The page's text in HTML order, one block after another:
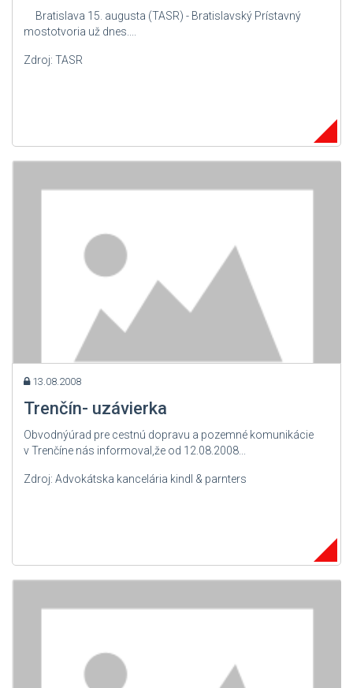
Bratislava 15. augusta (TASR) - Bratislavský Prístavný
mostotvoria už dnes....
Zdroj: TASR
13.08.2008
Trenčín- uzávierka
Obvodnýúrad pre cestnú dopravu a pozemné komunikácie
v Trenčíne nás informoval,že od 12.08.2008...
Zdroj: Advokátska kancelária kindl & parnters